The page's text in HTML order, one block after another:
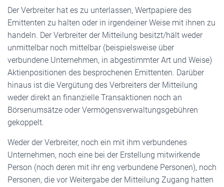
Der Verbreiter hat es zu unterlassen, Wertpapiere des
Emittenten zu halten oder in irgendeiner Weise mit ihnen zu
handeln. Der Verbreiter der Mitteilung besitzt/hält weder
unmittelbar noch mittelbar (beispielsweise über
verbundene Unternehmen, in abgestimmter Art und Weise)
Aktienpositionen des besprochenen Emittenten. Darüber
hinaus ist die Vergütung des Verbreiters der Mitteilung
weder direkt an finanzielle Transaktionen noch an
Börsenumsätze oder Vermögensverwaltungsgebühren
gekoppelt.
Weder der Verbreiter, noch ein mit ihm verbundenes
Unternehmen, noch eine bei der Erstellung mitwirkende
Person (noch deren mit ihr eng verbundene Personen), noch
Personen, die vor Weitergabe der Mitteilung Zugang hatten